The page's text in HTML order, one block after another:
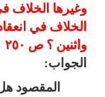
وغيرها الخلاف
الخلاف في
واثنين ؟ ص ٢٥٠
الجواب:
المقصود